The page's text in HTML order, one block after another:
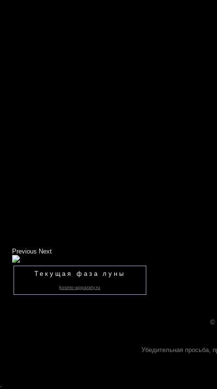
Previous Next
Текущая фаза луны
kosmo-apparaty.ru
©
Убедительная просьба,
.